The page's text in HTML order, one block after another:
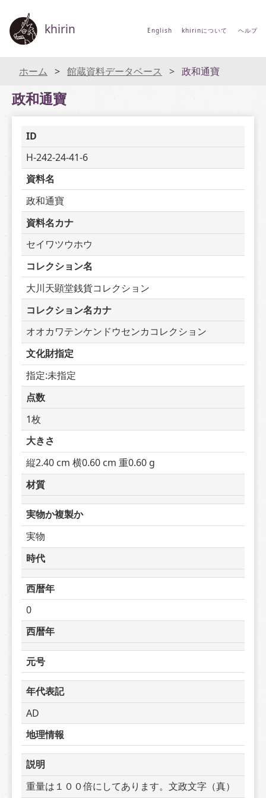
khirin English khirinについて ヘルプ
ホーム 館蔵資料データベース 政和通寶
政和通寶
ID
H-242-24-41-6
資料名
政和通寶
資料名カナ
セイワツウホウ
コレクション名
大川天顕堂銭貨コレクション
コレクション名カナ
オオカワテンケンドウセンカコレクション
文化財指定
指定:未指定
点数
1枚
大きさ
縦2.40 cm 横0.60 cm 重0.60 g
材質
実物か複製か
実物
時代
西暦年
0
西暦年
元号
年代表記
AD
地理情報
説明
重量は１００倍にしてあります。文政文字（真）